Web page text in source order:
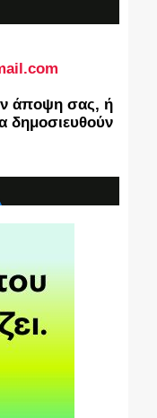
άποψη σας, ή
δημοσιευθούν